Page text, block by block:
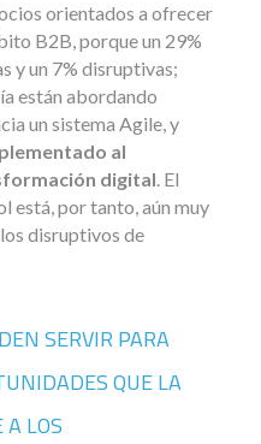
orientados a ofrecer
B2B, porque un 29%
y un 7% disruptivas;
están abordando
un sistema Agile, y
al
digital. El
está, por tanto, aún muy
disruptivos de
SERVIR PARA
QUE LA
LOS